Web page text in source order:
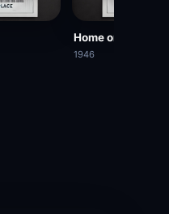
Home on the
1946